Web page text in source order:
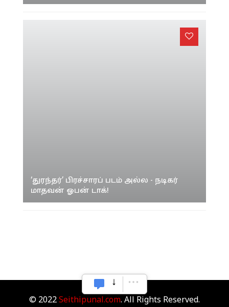
கடும் எச்சரிக்கை!
‘துரந்தர்’ பிரச்சாரப் படம் அல்ல - நடிகர்
மாதவன் ஓபன் டாக்!